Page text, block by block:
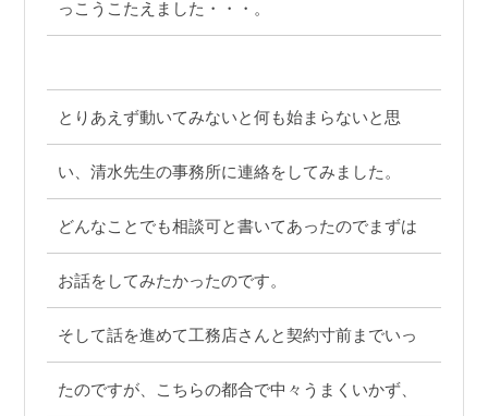
っこうこたえました・・・。
とりあえず動いてみないと何も始まらないと思
い、清水先生の事務所に連絡をしてみました。
どんなことでも相談可と書いてあったのでまずは
お話をしてみたかったのです。
そして話を進めて工務店さんと契約寸前までいっ
たのですが、こちらの都合で中々うまくいかず、